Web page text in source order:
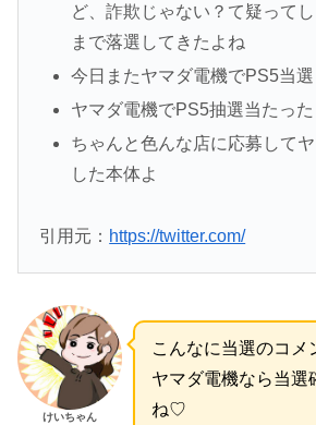
ど、詐欺じゃない？て疑って
まで落選してきたよね
今日またヤマダ電機でPS5当
ヤマダ電機でPS5抽選当たった
ちゃんと色んな店に応募して
した本体よ
引用元： https://twitter.com/
けいちゃん
こんなに当選のコメ
ヤマダ電機なら当選
ね♡